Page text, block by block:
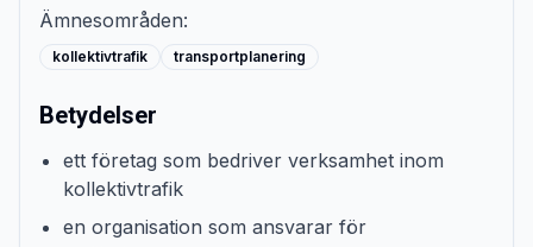
Ämnesområden:
kollektivtrafik transportplanering
Betydelser
ett företag som bedriver verksamhet inom
kollektivtrafik
en organisation som ansvarar för